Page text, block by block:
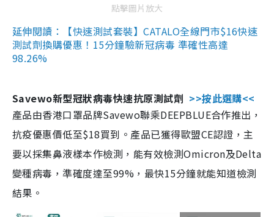
點擊圖片放大
延伸閱讀：【快速測試套裝】CATALO全線門市$16快速
測試劑換購優惠！15分鐘驗新冠病毒 準確性高達
98.26%
Savewo新型冠狀病毒快速抗原測試劑 >>按此選購<<
產品由香港口罩品牌Savewo聯乘DEEPBLUE合作推出，
抗疫優惠價低至$18買到。產品已獲得歐盟CE認證，主
要以採集鼻液樣本作檢測，能有效檢測Omicron及Delta
變種病毒，準確度達至99%，最快15分鐘就能知道檢測
結果。